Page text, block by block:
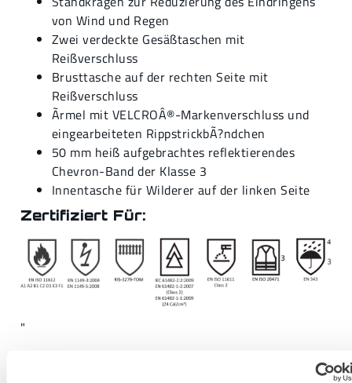
von Wind und Regen
Zwei verdeckte Gesäßtaschen mit
Reißverschluss
Brusttasche auf der rechten Seite mit
Reißverschluss
Ãrmel mit VELCROÂ®-Markenverschluss und
eingearbeiteten RippstrickbÃ?ndchen
50 mm heiß aufgebrachtes reflektierendes
Chevron-Band der Klasse 3
Innentasche für Wilderer auf der linken Seite
Zertifiziert Für:
"